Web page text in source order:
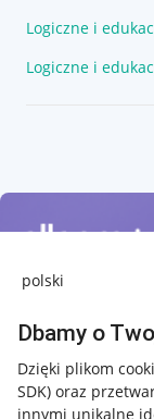
Dbamy o
Dzięki plikom
SDK) oraz
innymi unikalne
Logiczne i
Logiczne i